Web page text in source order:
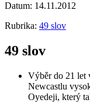
Datum: 14.11.2012
Rubrika: 49 slov
49 slov
Výběr do 21 let
Newcastlu
Oyedeji, který